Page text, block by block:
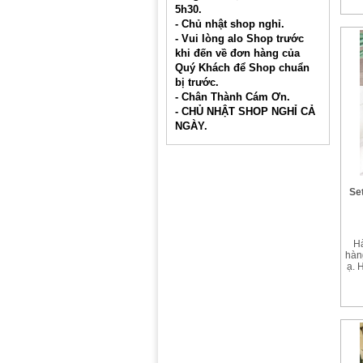
5h30.
- Chủ nhật shop nghỉ.
- Vui lòng alo Shop trước
khi đến về đơn hàng của
Quý Khách để Shop chuẩn
bị trước.
- Chân Thành Cám Ơn.
- CHỦ NHẬT SHOP NGHỈ CẢ
NGÀY.
ạ.